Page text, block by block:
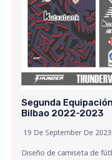
Segunda
Bilbao 2022-2023
19 De September De 2023
Diseño de camiseta de